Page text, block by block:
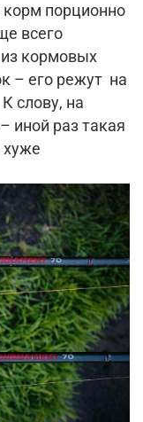
порционно
всего
кормовых
– его режут на
слову, на
иной раз такая
хуже